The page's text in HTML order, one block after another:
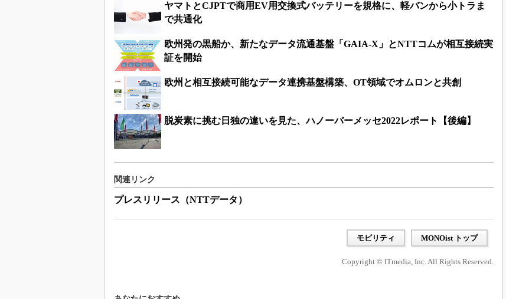
ヤマトとCJPTで商用EV用交換式バッテリーを規格に、軽バンから小トラま
で共通化
欧州発の黒船か、新たなデータ流通基盤「GAIA-X」とNTTコムが相互接続実
証を開始
欧州と相互接続可能なデータ連携基盤構築、OT領域でオムロンと共創
脱炭素に挑む日独の違いを見た、ハノーバーメッセ2022レポート【後編】
関連リンク
プレスリリース（NTTデータ）
モビリティ MONOist トップ
Copyright © ITmedia, Inc. All Rights Reserved.